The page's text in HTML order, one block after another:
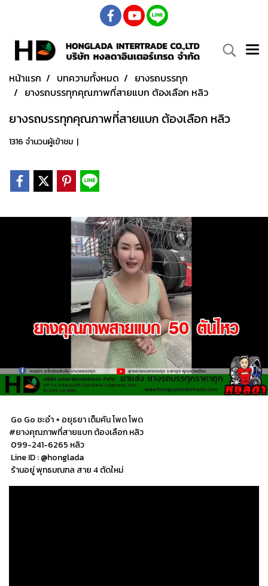
หน้าแรก บทความทั้งหมด
ยางรถบรรทุก
ยางรถบรรทุกคุณภาพที่สายแบก ต้องเลือก หลิว
ยางรถบรรทุกคุณภาพที่สายแบก ต้องเลือก หลิว
1316 จำนวนผู้เข้าชม |
Go Go ชะอำ + อยุธยา เต็มคัน โพด โพด
#ยางคุณภาพที่สายแบก ต้องเลือก หลิว
099-241-6265 หลิว
Line ID : @honglada
ร้านอยู่ พุทธมณฑล สาย 4 ตัดใหม่